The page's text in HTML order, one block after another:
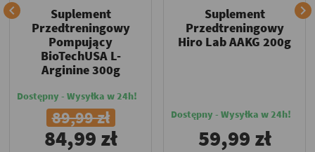

Suplement
Przedtreningowy
Pompujący
BioTechUSA L-
Arginine 300g
Dostępny - Wysyłka w 24h!
89,99 zł
84,99 zł
Suplement
Przedtreningowy
Hiro Lab AAKG 200g
Dostępny - Wysyłka w 24h!
59,99 zł
